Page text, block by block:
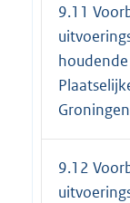
9.11
9.12